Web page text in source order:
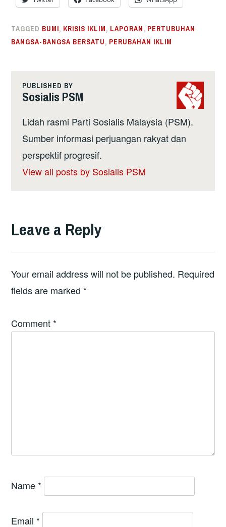
TAGGED BUMI, KRISIS IKLIM, LAPORAN, PERTUBUHAN
BANGSA-BANGSA BERSATU, PERUBAHAN IKLIM
PUBLISHED BY
Sosialis PSM
Lidah rasmi Parti Sosialis Malaysia (PSM).
Sumber informasi perjuangan rakyat dan
perspektif progresif.
View all posts by Sosialis PSM
Leave a Reply
Your email address will not be published. Required
fields are marked *
Comment *
Name *
Email *